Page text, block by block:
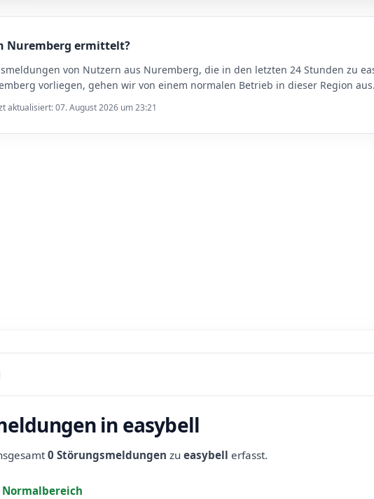
Nuremberg ermittelt?
von Nutzern aus Nuremberg, die in den letzten 24 Stunden zu
vorliegen, gehen wir von einem normalen Betrieb in dieser Region aus.
aktualisiert: 07. August 2026 um 23:21
in easybell
0 Störungsmeldungen zu easybell erfasst.